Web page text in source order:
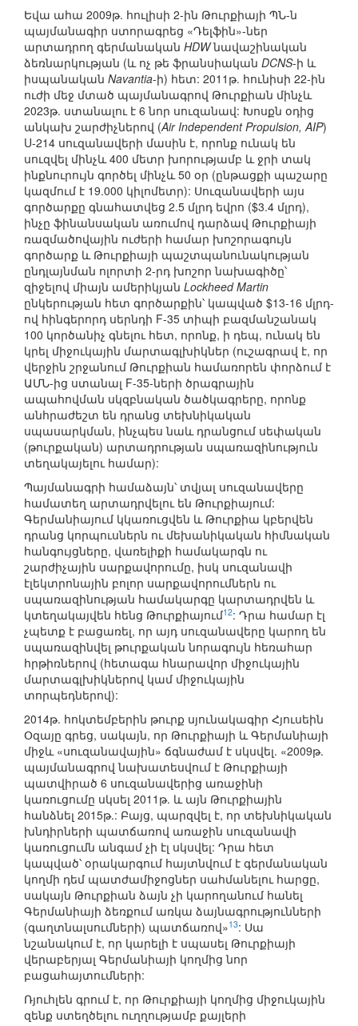
Եվա ահա 2009թ. հուլիսի 2-ին Թուրքիայի ՊՆ-ն
պայմանագիր ստորագրեց «Դելֆին»-ներ
արտադրող գերմանական HDWնավաշինական
ձեռնարկության (և ոչ թե ֆրանսիական DCNS-ի և
իսպանական Navantia-ի) հետ: 2011թ. հունիսի 22-ին
ուժի մեջ մտած պայմանագրով Թուրքիան մինչև
2023թ. ստանալու է 6 նոր սուզանավ: Խոսքն օդից
անկախ շարժիչներով (Air Independent Propulsion, AIP)
U-214 սուզանավերի մասին է, որոնք ունակ են
սուզվել մինչև 400 մետր խորությամբ և ջրի տակ
ինքնուրույն գործել մինչև 50 օր (ընթացքի պաշարը
կազմում է 19.000 կիլոմետր): Սուզանավերի այս
գործարքը գնահատվեց 2.5 մլրդ եվրո ($3.4 մլրդ),
ինչը ֆինանսական առումով դարձավ Թուրքիայի
ռազմածովային ուժերի համար խոշորագույն
գործարք և Թուրքիայի պաշտպանունակության
ընդլայնման ոլորտի 2-րդ խոշոր նախագիծը՝
զիջելով միայն ամերիկյան Lockheed Martin
ընկերության հետ գործարքին՝ կապված $13-16 մլրդ-
ով հինգերորդ սերնդի F-35 տիպի բազմանշանակ
100 կործանիչ գնելու հետ, որոնք, ի դեպ, ունակ են
կրել միջուկային մարտագլխիկներ (ուշագրավ է, որ
վերջին շրջանում Թուրքիան համառորեն փորձում է
ԱՄՆ-ից ստանալ F-35-ների ծրագրային
ապահովման սկզբնական ծածկագրերը, որոնք
անհրաժեշտ են դրանց տեխնիկական
սպասարկման, ինչպես նաև դրանցում սեփական
(թուրքական) արտադրության սպառազինություն
տեղակայելու համար):
Պայմանագրի համաձայն՝ տվյալ սուզանավերը
համատեղ արտադրվելու են Թուրքիայում:
Գերմանիայում կկառուցվեն և Թուրքիա կբերվեն
դրանց կորպուսներն ու մեխանիկական հիմնական
հանգույցները, վառելիքի համակարգն ու
շարժիչային սարքավորումը, իսկ սուզանավի
էլեկտրոնային բոլոր սարքավորումներն ու
սպառազինության համակարգը կարտադրվեն և
կտեղակայվեն հենց Թուրքիայում12: Դրա համար էլ
չպետք է բացառել, որ այդ սուզանավերը կարող են
սպառազինվել թուրքական նորագույն հեռահար
հրթիռներով (հետագա հնարավոր միջուկային
մարտագլխիկներով կամ միջուկային
տորպեդներով):
2014թ. հոկտեմբերին թուրք սյունակագիր Հյուսեին
Օզայը գրեց, սակայն, որ Թուրքիայի և Գերմանիայի
միջև «սուզանավային» ճգնաժամ է սկսվել. «2009թ.
պայմանագրով նախատեսվում է Թուրքիայի
պատվիրած 6 սուզանավերից առաջինի
կառուցումը սկսել 2011թ. և այն Թուրքիային
հանձնել 2015թ.: Բայց, պարզվել է, որ տեխնիկական
խնդիրների պատճառով առաջին սուզանավի
կառուցումն անգամ չի էլ սկսվել: Դրա հետ
կապված՝ օրակարգում հայտնվում է գերմանական
կողմի դեմ պատժամիջոցներ սահմանելու հարցը,
սակայն Թուրքիան ձայն չի կարողանում հանել
Գերմանիայի ձեռքում առկա ձայնագրությունների
(գաղտնալսումների) պատճառով»13: Սա
նշանակում է, որ կարելի է սպասել Թուրքիայի
վերաբերյալ Գերմանիայի կողմից նոր
բացահայտումների:
Ռյուհլեն գրում է, որ Թուրքիայի կողմից միջուկային
զենք ստեղծելու ուղղությամբ քայլերի